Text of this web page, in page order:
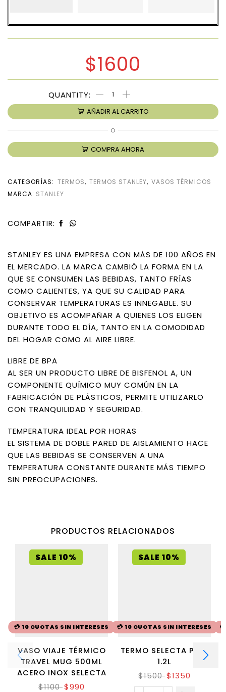
$1600
AÑADIR AL CARRITO
O
COMPRA AHORA
CATEGORÍAS: TERMOS, TERMOS STANLEY, VASOS TÉRMICOS
MARCA: STANLEY
COMPARTIR:
STANLEY ES UNA EMPRESA CON MÁS DE 100 AÑOS EN
EL MERCADO. LA MARCA CAMBIÓ LA FORMA EN LA
QUE SE CONSUMEN LAS BEBIDAS, TANTO FRÍAS
COMO CALIENTES, YA QUE SU CALIDAD PARA
CONSERVAR TEMPERATURAS ES INNEGABLE. SU
OBJETIVO ES ACOMPAÑAR A QUIENES LOS ELIGEN
DURANTE TODO EL DÍA, TANTO EN LA COMODIDAD
DEL HOGAR COMO AL AIRE LIBRE.
LIBRE DE BPA
AL SER UN PRODUCTO LIBRE DE BISFENOL A, UN
COMPONENTE QUÍMICO MUY COMÚN EN LA
FABRICACIÓN DE PLÁSTICOS, PERMITE UTILIZARLO
CON TRANQUILIDAD Y SEGURIDAD.
TEMPERATURA IDEAL POR HORAS
EL SISTEMA DE DOBLE PARED DE AISLAMIENTO HACE
QUE LAS BEBIDAS SE CONSERVEN A UNA
TEMPERATURA CONSTANTE DURANTE MÁS TIEMPO
SIN PREOCUPACIONES.
PRODUCTOS RELACIONADOS
SALE 10%
💳 10 CUOTAS SIN INTERESES
VASO VIAJE TÉRMICO
TRAVEL MUG 500ML
ACERO INOX SELECTA
$1100 $990
SALE 10%
💳 10 CUOTAS SIN INTERESES
TERMO SELECTA PLUS
1.2L
$1500 $1350